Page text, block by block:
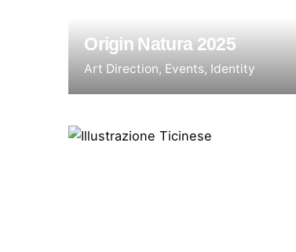
Origin Natura 2025
Art Direction Events Identity